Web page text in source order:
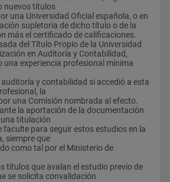
dos cursos lectivos. Un alumno no
cada curso de más de 36 créditos ECTS
a lo largo del tiempo.
a través de la petición
o por fax
a distancia.
dividen en varias
se pueda apreciar
Matemáticas y estadística.
las empresas
nuevos títulos
supletoria de dicho título o de la
más el certificado de calificaciones.
en Auditoría y Contabilidad,
una experiencia profesional mínima
la
una Comisión nombrada al efecto.
titulación
siempre que
se solicita convalidación